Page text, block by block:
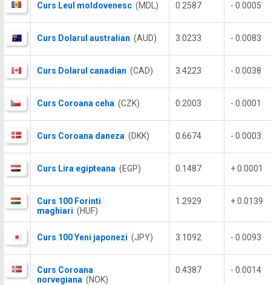
Curs Leul moldovenesc (MDL) 0.2587 - 0.0005
Curs Dolarul australian (AUD) 3.0233 - 0.0083
Curs Dolarul canadian (CAD) 3.4223 - 0.0038
Curs Coroana ceha (CZK) 0.2003 - 0.0001
Curs Coroana daneza (DKK) 0.6674 - 0.0003
Curs Lira egipteana (EGP) 0.1487 + 0.0001
Curs 100 Forinti
maghiari (HUF)
1.2929 + 0.0139
Curs 100 Yeni japonezi (JPY) 3.1092 - 0.0093
Curs Coroana
norvegiana (NOK)
0.4387 - 0.0014